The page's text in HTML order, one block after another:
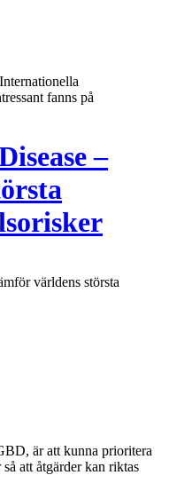
fanns på
–
världens största
är att kunna prioritera
att åtgärder kan riktas